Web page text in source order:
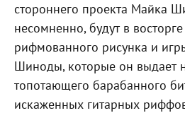
стороннего проекта Майка
несомненно, будут в
рифмованного рисунка и
Шиноды, которые он выдает
топотающего барабанного
искаженных гитарных